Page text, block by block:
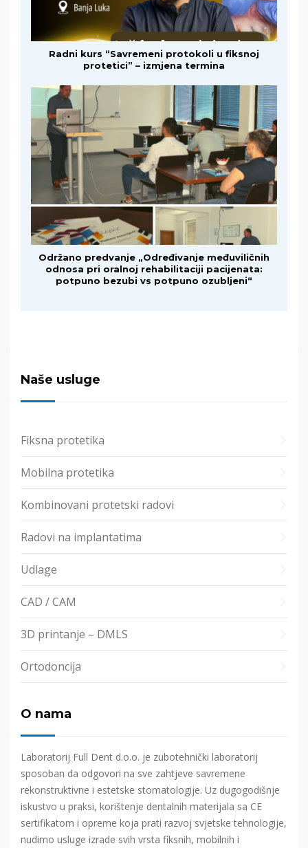
Radni kurs “Savremeni protokoli u fiksnoj
protetici” – izmjena termina
Održano predvanje „Određivanje međuviličnih
odnosa pri oralnoj rehabilitaciji pacijenata:
potpuno bezubi vs potpuno ozubljeni“
Naše usluge
Fiksna protetika
Mobilna protetika
Kombinovani protetski radovi
Radovi na implantatima
Udlage
CAD / CAM
3D printanje – DMLS
Ortodoncija
O nama
Laboratorij Full Dent d.o.o. je zubotehnički laboratorij
sposoban da odgovori na sve zahtjeve savremene
rekonstruktivne i estetske stomatologije. Uz dugogodišnje
iskustvo u praksi, korištenje dentalnih materijala sa CE
sertifikatom i opreme koja prati razvoj svjetske tehnologije,
nudimo usluge izrade svih vrsta fiksnih, mobilnih i